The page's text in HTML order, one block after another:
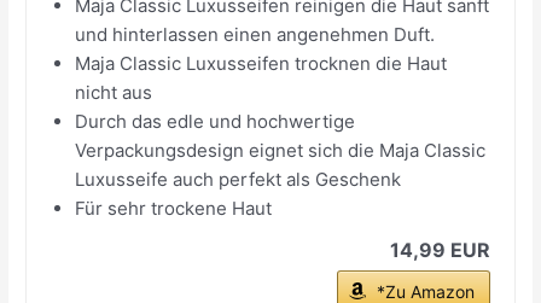
Maja Classic Luxusseifen reinigen die Haut sanft
und hinterlassen einen angenehmen Duft.
Maja Classic Luxusseifen trocknen die Haut
nicht aus
Durch das edle und hochwertige
Verpackungsdesign eignet sich die Maja Classic
Luxusseife auch perfekt als Geschenk
Für sehr trockene Haut
14,99 EUR
*Zu Amazon